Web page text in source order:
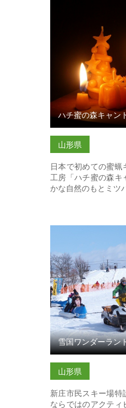
山形県
日本で初めての蜜蝋
工房「ハチ蜜の森キ
かな自然のもとミツ
山形県
新庄市民スキー場特
ならではのアクティ
雪国ワンダーラン